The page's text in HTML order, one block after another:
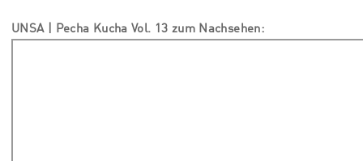
UNSA | Pecha Kucha Vol. 13 zum Nachsehen: